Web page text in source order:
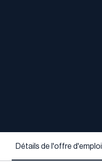
Détails de l'offre d'emploi